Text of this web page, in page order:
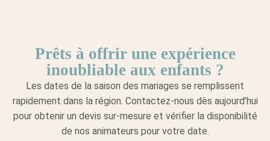
Prêts à offrir une expérience
inoubliable aux enfants ?
Les dates de la saison des mariages se remplissent
rapidement dans la région. Contactez-nous dès aujourd’hui
pour obtenir un devis sur-mesure et vérifier la disponibilité
de nos animateurs pour votre date.